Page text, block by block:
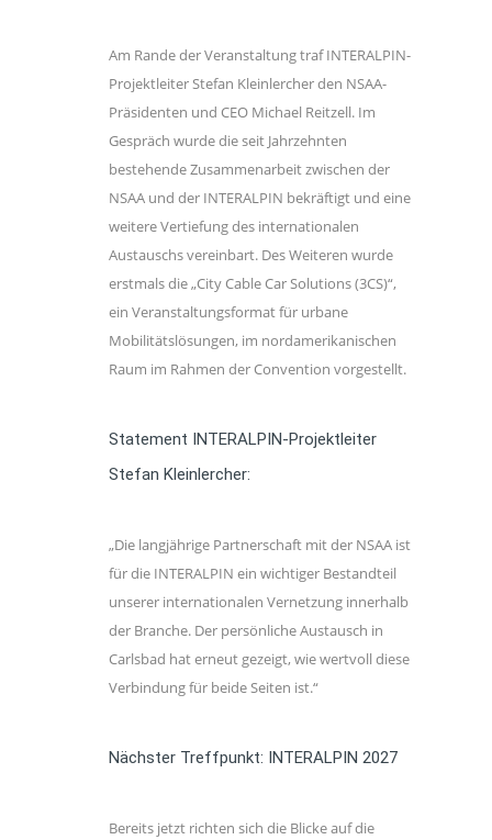
Am Rande der Veranstaltung traf INTERALPIN-
Projektleiter Stefan Kleinlercher den NSAA-
Präsidenten und CEO Michael Reitzell. Im
Gespräch wurde die seit Jahrzehnten
bestehende Zusammenarbeit zwischen der
NSAA und der INTERALPIN bekräftigt und eine
weitere Vertiefung des internationalen
Austauschs vereinbart. Des Weiteren wurde
erstmals die „City Cable Car Solutions (3CS)“,
ein Veranstaltungsformat für urbane
Mobilitätslösungen, im nordamerikanischen
Raum im Rahmen der Convention vorgestellt.
Statement INTERALPIN-Projektleiter
Stefan Kleinlercher:
„Die langjährige Partnerschaft mit der NSAA ist
für die INTERALPIN ein wichtiger Bestandteil
unserer internationalen Vernetzung innerhalb
der Branche. Der persönliche Austausch in
Carlsbad hat erneut gezeigt, wie wertvoll diese
Verbindung für beide Seiten ist.“
Nächster Treffpunkt: INTERALPIN 2027
Bereits jetzt richten sich die Blicke auf die